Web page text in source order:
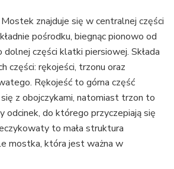
znajduje się w centralnej części
pośrodku, biegnąc pionowo od
części klatki piersiowej. Składa
części: rękojeści, trzonu oraz
Rękojeść to górna część
z obojczykami, natomiast trzon to
odcinek, do którego przyczepiają się
to mała struktura
mostka, która jest ważna w